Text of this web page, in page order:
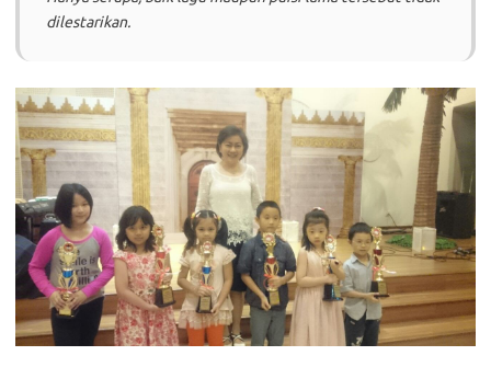
dilestarikan.